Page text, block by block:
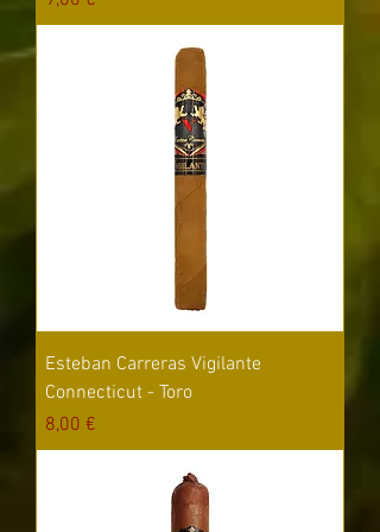
Esteban Carreras Vigilante
Connecticut - Toro
Цена
8,00 €